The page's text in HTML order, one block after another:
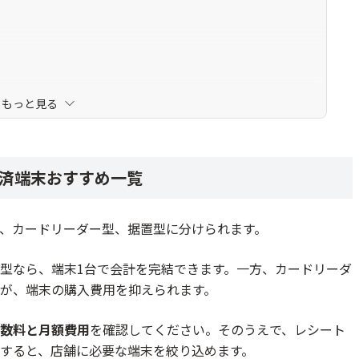
もっと見る
端末おすすめ一覧
ードリーダー型、据置型に分けられます。
なら、端末1台で会計を完結できます。一方、カードリーダ
端末の購入費用を抑えられます。
料と月額費用を確認してください。そのうえで、レシート
と、店舗に必要な端末を絞り込めます。